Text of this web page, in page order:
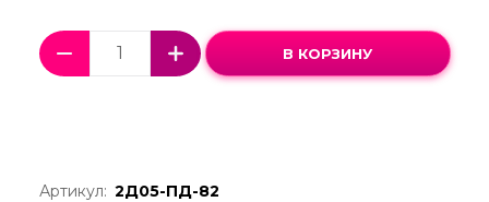
В КОРЗИНУ
Артикул: 2Д05-ПД-82